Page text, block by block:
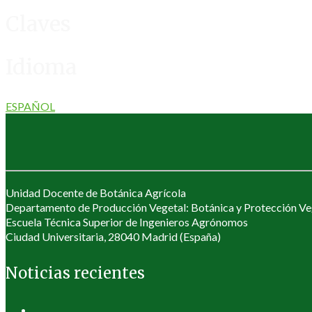
ESPAÑOL
Unidad Docente de Botánica Agrícola
Departamento de Producción Vegetal: Botánica y Protección
Escuela Técnica Superior de Ingenieros Agrónomos
Ciudad Universitaria, 28040 Madrid (España)
Noticias recientes